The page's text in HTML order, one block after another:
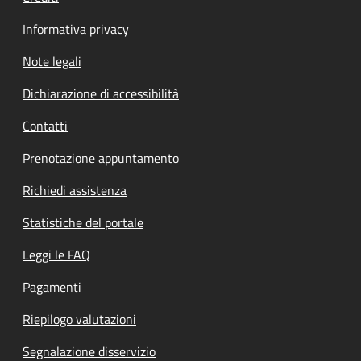
Informativa privacy
Note legali
Dichiarazione di accessibilità
Contatti
Prenotazione appuntamento
Richiedi assistenza
Statistiche del portale
Leggi le FAQ
Pagamenti
Riepilogo valutazioni
Segnalazione disservizio